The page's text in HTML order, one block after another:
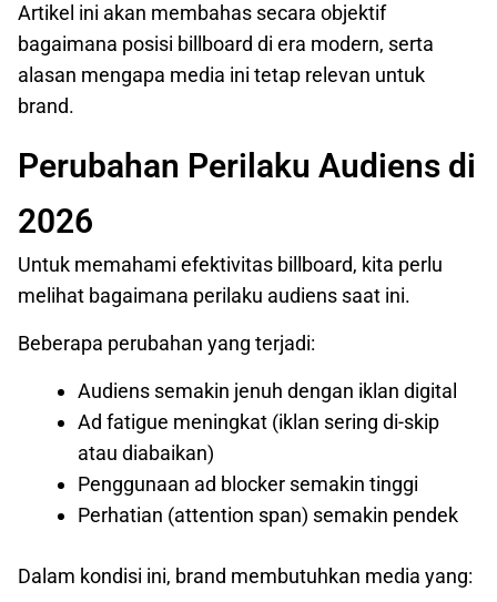
Artikel ini akan membahas secara objektif
bagaimana posisi billboard di era modern, serta
alasan mengapa media ini tetap relevan untuk
brand.
Perubahan Perilaku Audiens di
2026
Untuk memahami efektivitas billboard, kita perlu
melihat bagaimana perilaku audiens saat ini.
Beberapa perubahan yang terjadi:
Audiens semakin jenuh dengan iklan digital
Ad fatigue meningkat (iklan sering di-skip
atau diabaikan)
Penggunaan ad blocker semakin tinggi
Perhatian (attention span) semakin pendek
Dalam kondisi ini, brand membutuhkan media yang: